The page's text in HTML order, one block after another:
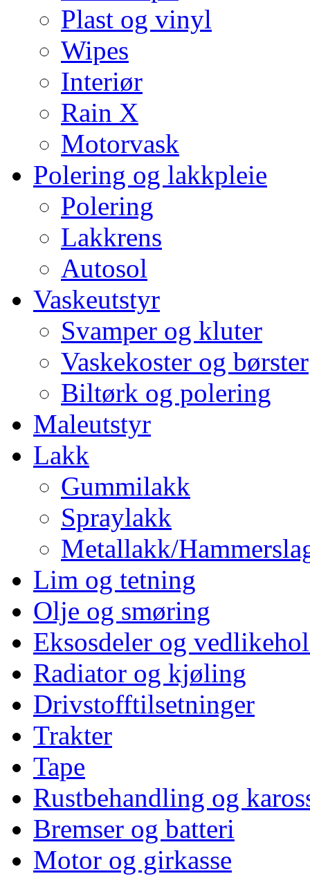
Plast og vinyl
Wipes
Interiør
Rain X
Motorvask
Polering og lakkpleie
Polering
Lakkrens
Autosol
Vaskeutstyr
Svamper og kluter
Vaskekoster og børster
Biltørk og polering
Maleutstyr
Lakk
Gummilakk
Spraylakk
Metallakk/
Lim og tetning
Olje og smøring
Eksosdeler og
Radiator og kjøling
Drivstofftilsetninger
Trakter
Tape
Rustbehandling og
Bremser og batteri
Motor og girkasse